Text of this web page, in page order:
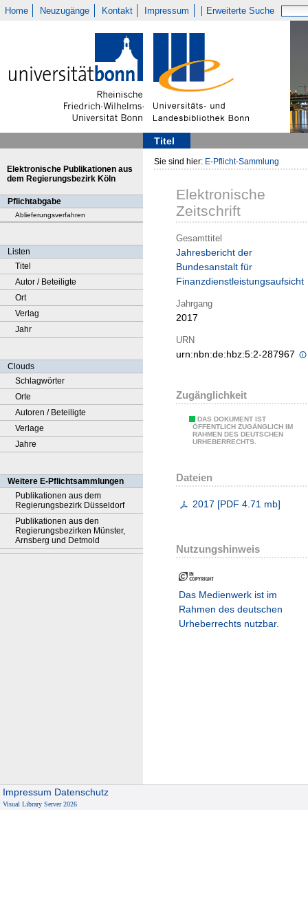
Home Neuzugänge Kontakt Impressum Erweiterte Suche
Titel
Elektronische Publikationen aus
dem Regierungsbezirk Köln
Pflichtabgabe
Ablieferungsverfahren
Listen
Titel
Autor / Beteiligte
Ort
Verlag
Jahr
Clouds
Schlagwörter
Orte
Autoren / Beteiligte
Verlage
Jahre
Weitere E-Pflichtsammlungen
Publikationen aus dem
Regierungsbezirk Düsseldorf
Publikationen aus den
Regierungsbezirken Münster,
Arnsberg und Detmold
Sie sind hier: E-Pflicht-Sammlung
Elektronische
Zeitschrift
Gesamttitel
Jahresbericht der
Bundesanstalt für
Finanzdienstleistungsaufsicht
Jahrgang
2017
URN
urn:nbn:de:hbz:5:2-287967
Zugänglichkeit
DAS DOKUMENT IST
ÖFFENTLICH ZUGÄNGLICH IM
RAHMEN DES DEUTSCHEN
URHEBERRECHTS.
Dateien
2017 [PDF 4.71 mb]
Nutzungshinweis
Das Medienwerk ist im
Rahmen des deutschen
Urheberrechts nutzbar.
Impressum Datenschutz
Visual Library Server 2026